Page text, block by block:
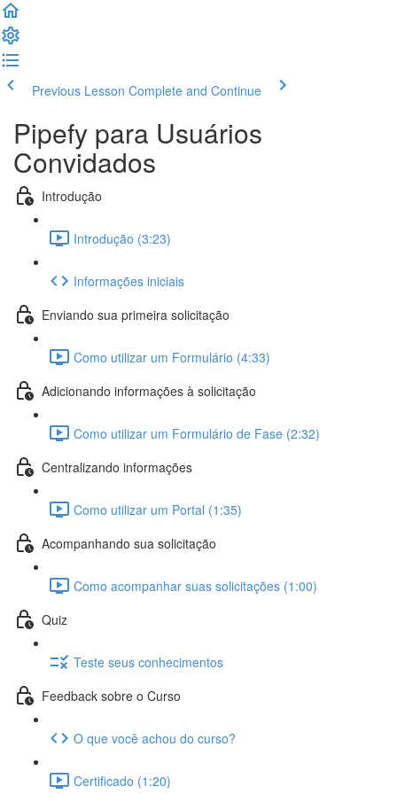
Previous Lesson Complete and Continue
Pipefy para Usuários
Convidados
Introdução
Introdução (3:23)
Informações iniciais
Enviando sua primeira solicitação
Como utilizar um Formulário (4:33)
Adicionando informações à solicitação
Como utilizar um Formulário de Fase (2:32)
Centralizando informações
Como utilizar um Portal (1:35)
Acompanhando sua solicitação
Como acompanhar suas solicitações (1:00)
Quiz
Teste seus conhecimentos
Feedback sobre o Curso
O que você achou do curso?
Certificado (1:20)